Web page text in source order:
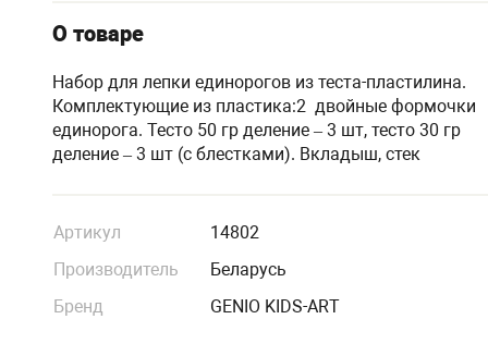
О товаре
Набор для лепки единорогов из теста-пластилина.
Комплектующие из пластика:2 двойные формочки
единорога. Тесто 50 гр деление – 3 шт, тесто 30 гр
деление – 3 шт (с блестками). Вкладыш, стек
Артикул
14802
Производитель
Беларусь
Бренд
GENIO KIDS-ART